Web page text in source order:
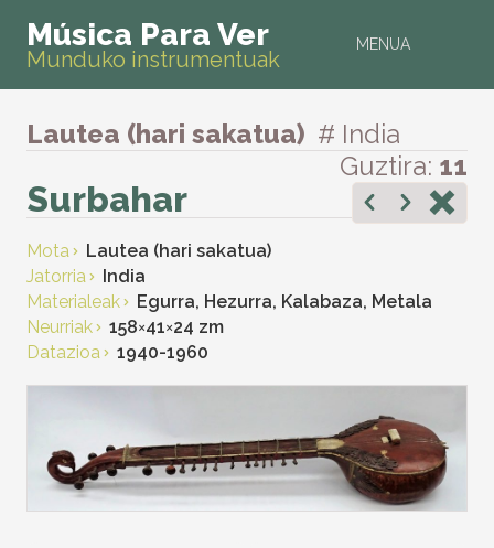
MENUA
Música Para Ver
Munduko instrumentuak
Lautea (hari sakatua) # India
Guztira: 11
Surbahar
Mota
Lautea (hari sakatua)
Jatorria
India
Materialeak
Egurra, Hezurra, Kalabaza, Metala
Neurriak
158×41×24 zm
Datazioa
1940-1960